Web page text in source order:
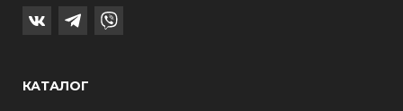
КАТАЛОГ